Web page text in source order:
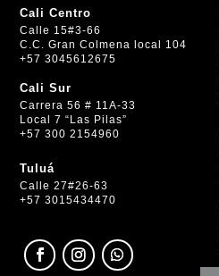
Cali Centro
Calle 15#3-66
C.C. Gran Colmena local 104
+57 3045612675
Cali Sur
Carrera 56 # 11A-33
Local 7 “Las Pilas”
+57 300 2154960
Tuluá
Calle 27#26-63
+57 3015434470